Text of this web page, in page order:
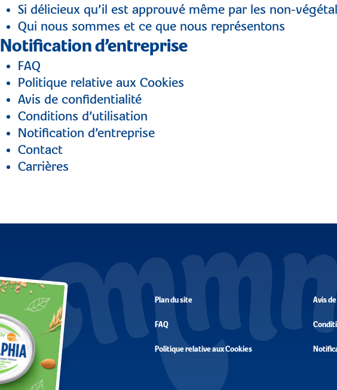
Si délicieux qu’il est approuvé même par les non-
Qui nous sommes et ce que nous représentons
Notification d’entreprise
FAQ
Politique relative aux Cookies
Avis de confidentialité
Conditions d’utilisation
Notification d’entreprise
Contact
Carrières
Plan du site
FAQ
Politique relative aux Cookies
Avis